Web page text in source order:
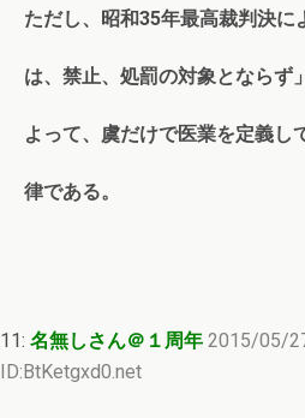
ただし、昭和35年最高裁判決に
は、禁止、処罰の対象とならず」
よって、虞だけで医業を定義し
律である。
11: 名無しさん＠１周年 2015/05/
ID:BtKetgxd0.net